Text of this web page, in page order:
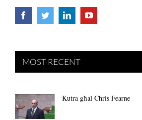
MOST RECENT
Kutra għal Chris Fearne